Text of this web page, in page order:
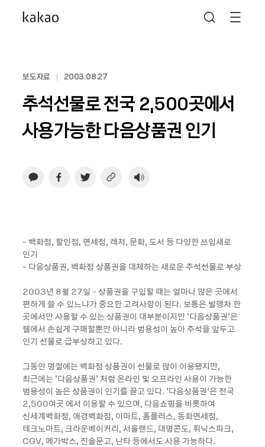
보도자료 2003.08.27
추석선물로 전국 2,500곳에서
사용가능한 다음상품권 인기
- 백화점, 할인점, 면세점, 레저, 문화, 도서 등 다양한 쓰임새로
인기
- 다음상품권, 백화점 상품권을 대체하는 새로운 추석선물로 부상
2003년 8월 27일 - 상품권을 구입할 때는 얼마나 많은 곳에서
편하게 쓸 수 있느냐가 중요한 고려사항이 된다. 보통은 발행처 한
곳에서만 사용할 수 있는 상품권이 대부분이지만 ‘다음상품권’은
웹에서 손쉽게 구매할뿐만 아니라 범용성이 높아 추석을 앞두고
인기 선물로 급부상하고 있다.
그동안 명절에는 백화점 상품권이 선물로 많이 이용됐지만,
최근에는 ‘다음상품권’ 처럼 온라인 및 오프라인 사용이 가능한
범용성이 높은 상품권이 인기를 끌고 있다. ‘다음상품권’은 전국
2,500여곳 에서 이용할 수 있으며, 다음쇼핑을 비롯하여
신세계백화점, 애경백화점, 이마트, 홈플러스, 동화면세점,
테크노마트, 크라운베이커리, 서울랜드, 대명콘도, 휘닉스파크,
CGV, 메가박스, 진솔문고, 난타 등에서도 사용 가능하다.